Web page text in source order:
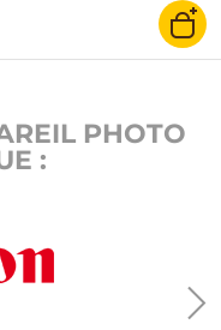
PHOTO
: